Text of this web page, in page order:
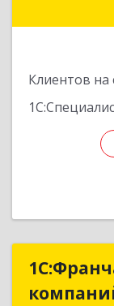
Клиентов